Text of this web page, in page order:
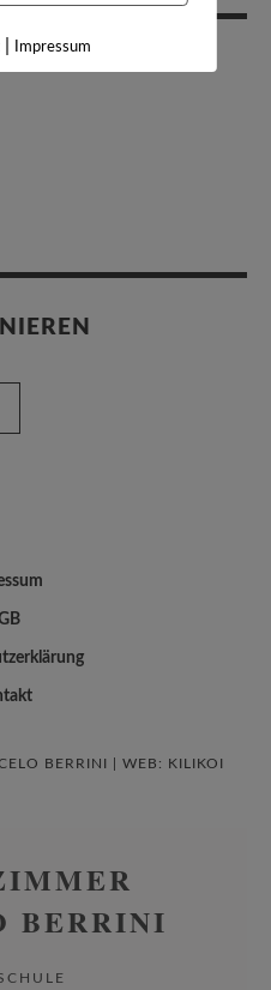
BERRINI | WEB: KILIKOI
BERRINI
| Impressum